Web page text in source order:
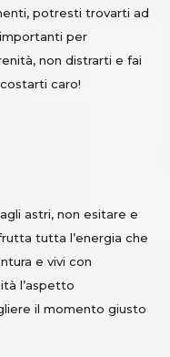
potresti trovarti ad
per
non distrarti e fai
caro!
astri, non esitare e
tutta l’energia che
e vivi con
l’aspetto
il momento giusto